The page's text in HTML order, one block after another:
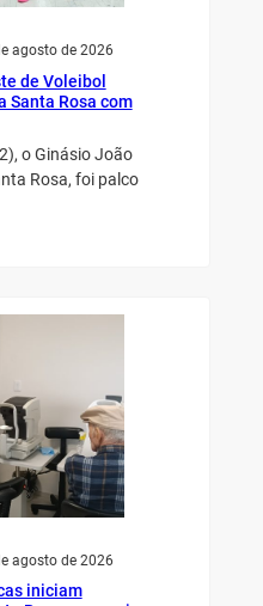
agosto de 2026
de Voleibol
Santa Rosa com
o Ginásio João
Rosa, foi palco
agosto de 2026
iniciam